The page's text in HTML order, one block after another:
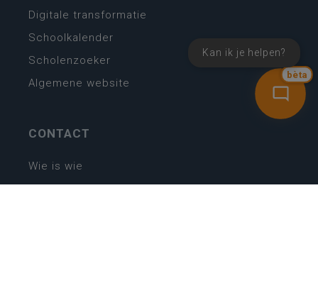
bèta
Kan ik je helpen?
Digitale transformatie
Schoolkalender
Scholenzoeker
Algemene website
CONTACT
Wie is wie